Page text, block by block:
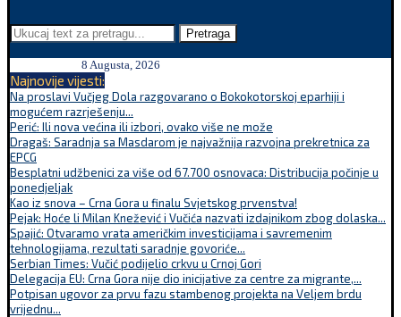
Pretraga
8 Augusta, 2026
Najnovije vijesti:
Na proslavi Vučjeg Dola razgovarano o Bokokotorskoj eparhiji i
mogućem razrješenju...
Perić: Ili nova većina ili izbori, ovako više ne može
Dragaš: Saradnja sa Masdarom je najvažnija razvojna prekretnica za
EPCG
Besplatni udžbenici za više od 67.700 osnovaca: Distribucija počinje u
ponedjeljak
Kao iz snova – Crna Gora u finalu Svjetskog prvenstva!
Pejak: Hoće li Milan Knežević i Vučića nazvati izdajnikom zbog dolaska...
Spajić: Otvaramo vrata američkim investicijama i savremenim
tehnologijama, rezultati saradnje govoriće...
Serbian Times: Vučić podijelio crkvu u Crnoj Gori
Delegacija EU: Crna Gora nije dio inicijative za centre za migrante,...
Potpisan ugovor za prvu fazu stambenog projekta na Veljem brdu
vrijednu...